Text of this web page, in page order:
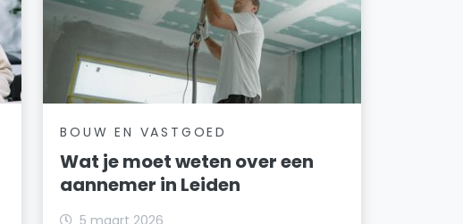
BOUW EN VASTGOED
Wat je moet weten over een
aannemer in Leiden
5 maart 2026